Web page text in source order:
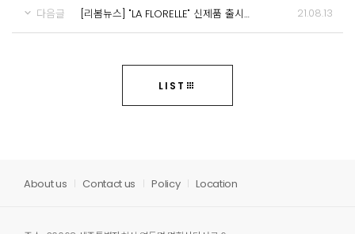
다음글 [리봄뉴스] "LA FLORELLE" 신제품 출시 및 미국 수출 21.08.13
LIST
About us Contact us Policy Location